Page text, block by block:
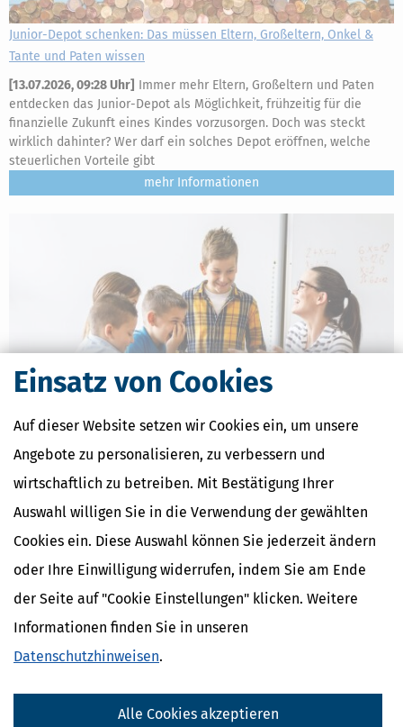
Einsatz von Cookies
Auf dieser Website setzen wir Cookies ein, um unsere
Angebote zu personalisieren, zu verbessern und
wirtschaftlich zu betreiben. Mit Bestätigung Ihrer
Auswahl willigen Sie in die Verwendung der gewählten
Cookies ein. Diese Auswahl können Sie jederzeit ändern
oder Ihre Einwilligung widerrufen, indem Sie am Ende
der Seite auf "Cookie Einstellungen" klicken. Weitere
Informationen finden Sie in unseren
Datenschutzhinweisen.
Alle Cookies akzeptieren
Junior-Depot schenken: Das müssen Eltern, Großeltern, Onkel &
Tante und Paten wissen
[13.07.2026, 09:28 Uhr] Immer mehr Eltern, Großeltern und Paten
entdecken das Junior-Depot als Möglichkeit, frühzeitig für die
finanzielle Zukunft eines Kindes vorzusorgen. Doch was steckt
wirklich dahinter? Wer darf ein solches Depot eröffnen, welche
steuerlichen Vorteile gibt
mehr
Steuererklärung: Ist Nachhilfeunterricht absetzbar?
12.07.2026, 06:40 Uhr]Ohne Nachhilfe oder
Kinder schwierig werden. Erkennt das Finanzamt die Kosten
steuerlich an?